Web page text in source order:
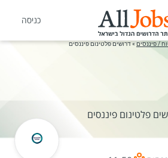
כניסה
/ פיננסים»דרושים פלטינום פיננסים
פלטינום פיננסים